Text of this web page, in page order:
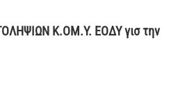
Κ.ΟΜ.Υ. ΕΟΔΥ γισ την